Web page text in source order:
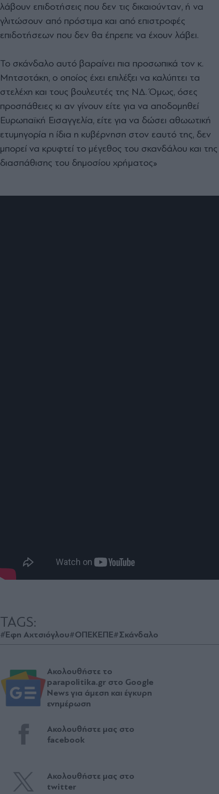
λάβουν επιδοτήσεις που δεν τις δικαιούνταν, ή να
γλιτώσουν από πρόστιμα και από επιστροφές
επιδοτήσεων που δεν θα έπρεπε να έχουν λάβει.
Το σκάνδαλο αυτό βαραίνει πια προσωπικά τον κ.
Μητσοτάκη, ο οποίος έχει επιλέξει να καλύπτει τα
στελέχη και τους βουλευτές της ΝΔ. Όμως, όσες
προσπάθειες κι αν γίνουν είτε για να αποδομηθεί
Ευρωπαϊκή Εισαγγελία, είτε για να δώσει αθωωτική
ετυμηγορία η ίδια η κυβέρνηση στον εαυτό της, δεν
μπορεί να κρυφτεί το μέγεθος του σκανδάλου και της
διασπάθισης του δημοσίου χρήματος»
TAGS:
#Έφη Αχτσιόγλου#ΟΠΕΚΕΠΕ#Σκάνδαλο
Ακολουθήστε το
parapolitika.gr στο Google
News για άμεση και έγκυρη
ενημέρωση
Ακολουθήστε μας στο
facebook
Ακολουθήστε μας στο
twitter